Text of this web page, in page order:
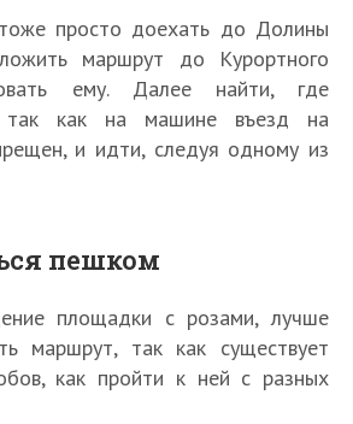
просто доехать до Долины
маршрут до Курортного
ему. Далее найти, где
так как на машине въезд на
и идти, следуя одному из
пешком
площадки с розами, лучше
маршрут, так как существует
как пройти к ней с разных